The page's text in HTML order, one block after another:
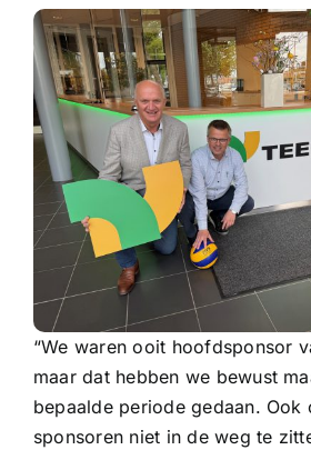
“We waren ooit hoofdsponsor
maar dat hebben we bewust
bepaalde periode gedaan. Ook
sponsoren niet in de weg te